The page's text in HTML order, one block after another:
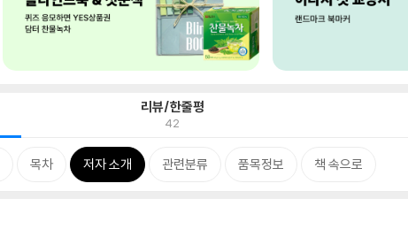
리뷰/한줄평
42
목차 저자 소개 관련분류 품목정보 책 속으로